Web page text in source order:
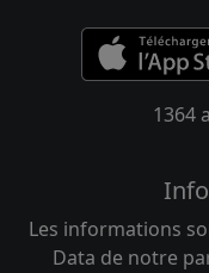
1364
Les informations
Data de notre